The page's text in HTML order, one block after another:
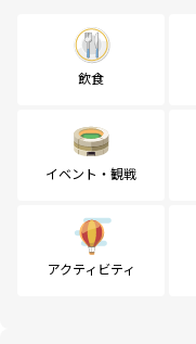
飲食
イベント・観戦
アクティビティ